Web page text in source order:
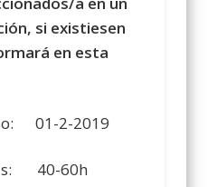
si existiesen
en esta
01-2-2019
40-60h